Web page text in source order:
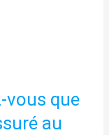
vous que
au